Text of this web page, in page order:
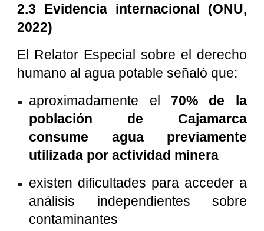
2.3 Evidencia internacional (ONU,
2022)
El Relator Especial sobre el derecho
humano al agua potable señaló que:
aproximadamente el 70% de la
población de Cajamarca
consume agua previamente
utilizada por actividad minera
existen dificultades para acceder a
análisis independientes sobre
contaminantes